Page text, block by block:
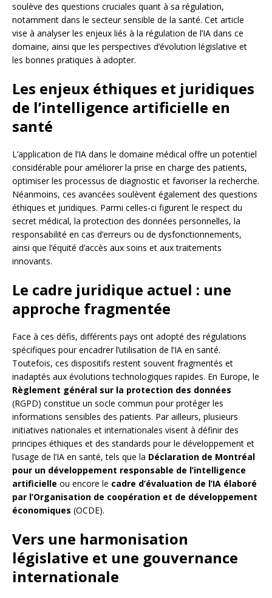
soulève des questions cruciales quant à sa régulation,
notamment dans le secteur sensible de la santé. Cet article
vise à analyser les enjeux liés à la régulation de l’IA dans ce
domaine, ainsi que les perspectives d’évolution législative et
les bonnes pratiques à adopter.
Les enjeux éthiques et juridiques
de l’intelligence artificielle en
santé
L’application de l’IA dans le domaine médical offre un potentiel
considérable pour améliorer la prise en charge des patients,
optimiser les processus de diagnostic et favoriser la recherche.
Néanmoins, ces avancées soulèvent également des questions
éthiques et juridiques. Parmi celles-ci figurent le respect du
secret médical, la protection des données personnelles, la
responsabilité en cas d’erreurs ou de dysfonctionnements,
ainsi que l’équité d’accès aux soins et aux traitements
innovants.
Le cadre juridique actuel : une
approche fragmentée
Face à ces défis, différents pays ont adopté des régulations
spécifiques pour encadrer l’utilisation de l’IA en santé.
Toutefois, ces dispositifs restent souvent fragmentés et
inadaptés aux évolutions technologiques rapides. En Europe, le
Règlement général sur la protection des données
(RGPD) constitue un socle commun pour protéger les
informations sensibles des patients. Par ailleurs, plusieurs
initiatives nationales et internationales visent à définir des
principes éthiques et des standards pour le développement et
l’usage de l’IA en santé, tels que la Déclaration de Montréal
pour un développement responsable de l’intelligence
artificielle ou encore le cadre d’évaluation de l’IA élaboré
par l’Organisation de coopération et de développement
économiques (OCDE).
Vers une harmonisation
législative et une gouvernance
internationale